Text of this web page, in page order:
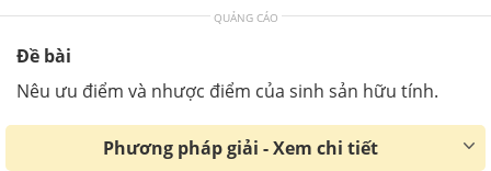
QUẢNG CÁO
Đề bài
Nêu ưu điểm và nhược điểm của sinh sản hữu tính.
Phương pháp giải - Xem chi tiết